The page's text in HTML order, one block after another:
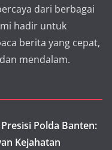
dari berbagai
hadir untuk
berita yang cepat,
mendalam.
Polda Banten:
Kejahatan